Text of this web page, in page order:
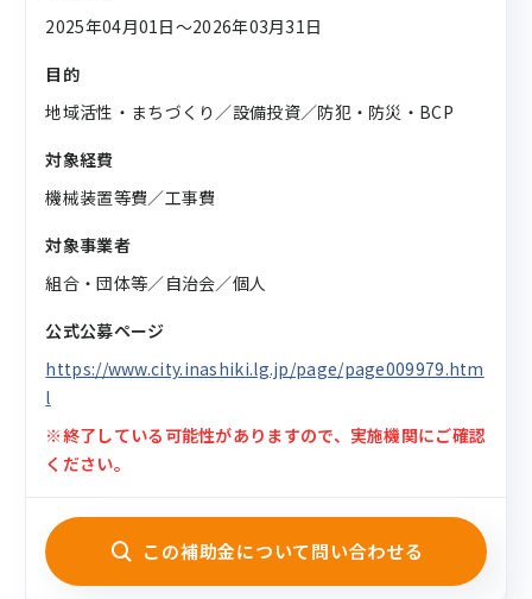
2025年04月01日〜2026年03月31日
目的
地域活性・まちづくり／設備投資／防犯・防災・BCP
対象経費
機械装置等費／工事費
対象事業者
組合・団体等／自治会／個人
公式公募ページ
https://www.city.inashiki.lg.jp/page/page009979.htm
l
※終了している可能性がありますので、実施機関にご確認
ください。
この補助金について問い合わせる